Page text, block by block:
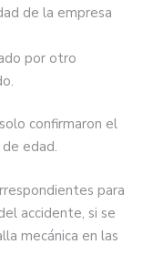
de la empresa
por otro
confirmaron el
edad.
para
accidente, si se
mecánica en las